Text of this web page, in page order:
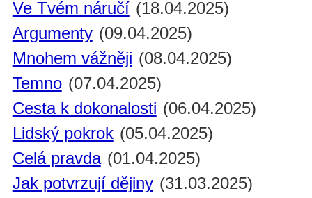
Ve Tvém náručí (18.04.2025)
Argumenty (09.04.2025)
Mnohem vážněji (08.04.2025)
Temno (07.04.2025)
Cesta k dokonalosti (06.04.2025)
Lidský pokrok (05.04.2025)
Celá pravda (01.04.2025)
Jak potvrzují dějiny (31.03.2025)